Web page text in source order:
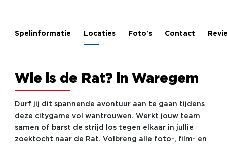
Spelinformatie Locaties Foto's Contact
Wie is de Rat? in Waregem
Durf jij dit spannende avontuur aan te gaan tijdens
deze citygame vol wantrouwen. Werkt jouw team
samen of barst de strijd los tegen elkaar in jullie
zoektocht naar de Rat. Volbreng alle foto-, film- en